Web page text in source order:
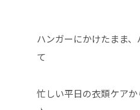
ハンガーにかけたまま
て
忙しい平日の衣類ケア